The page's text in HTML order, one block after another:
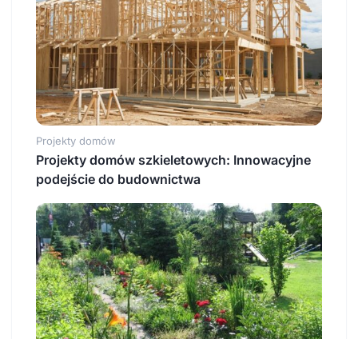
Projekty domów
Projekty domów szkieletowych: Innowacyjne
podejście do budownictwa